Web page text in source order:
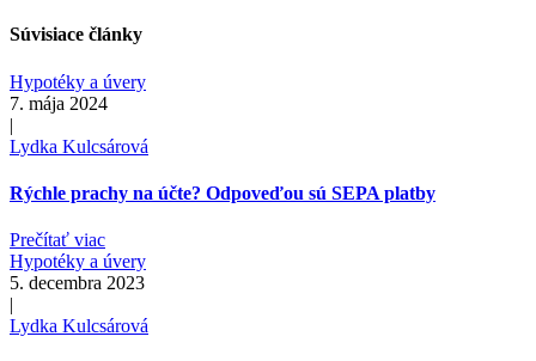
Súvisiace články
Hypotéky a úvery
7. mája 2024
|
Lydka Kulcsárová
Rýchle prachy na účte? Odpoveďou sú SEPA platby
Prečítať viac
Hypotéky a úvery
5. decembra 2023
|
Lydka Kulcsárová